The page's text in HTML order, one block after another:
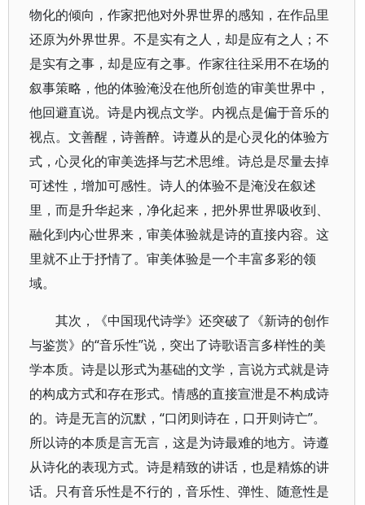
物化的倾向，作家把他对外界世界的感知，在作品里
还原为外界世界。不是实有之人，却是应有之人；不
是实有之事，却是应有之事。作家往往采用不在场的
叙事策略，他的体验淹没在他所创造的审美世界中，
他回避直说。诗是内视点文学。内视点是偏于音乐的
视点。文善醒，诗善醉。诗遵从的是心灵化的体验方
式，心灵化的审美选择与艺术思维。诗总是尽量去掉
可述性，增加可感性。诗人的体验不是淹没在叙述
里，而是升华起来，净化起来，把外界世界吸收到、
融化到内心世界来，审美体验就是诗的直接内容。这
里就不止于抒情了。审美体验是一个丰富多彩的领
域。
其次，《中国现代诗学》还突破了《新诗的创作
与鉴赏》的“音乐性”说，突出了诗歌语言多样性的美
学本质。诗是以形式为基础的文学，言说方式就是诗
的构成方式和存在形式。情感的直接宣泄是不构成诗
的。诗是无言的沉默，“口闭则诗在，口开则诗亡”。
所以诗的本质是言无言，这是为诗最难的地方。诗遵
从诗化的表现方式。诗是精致的讲话，也是精炼的讲
话。只有音乐性是不行的，音乐性、弹性、随意性是